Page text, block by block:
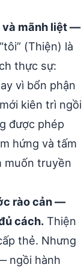
và mãnh liệt —
(Thiện) là
thực sự:
vì bổn phận
kiên trì ngồi
được phép
hứng và tấm
muốn truyền
rào cản —
cách. Thiện
thẻ. Nhưng
ngồi hành